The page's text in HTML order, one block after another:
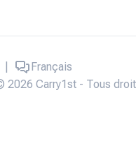
2026 Carry1st - Tous
Français